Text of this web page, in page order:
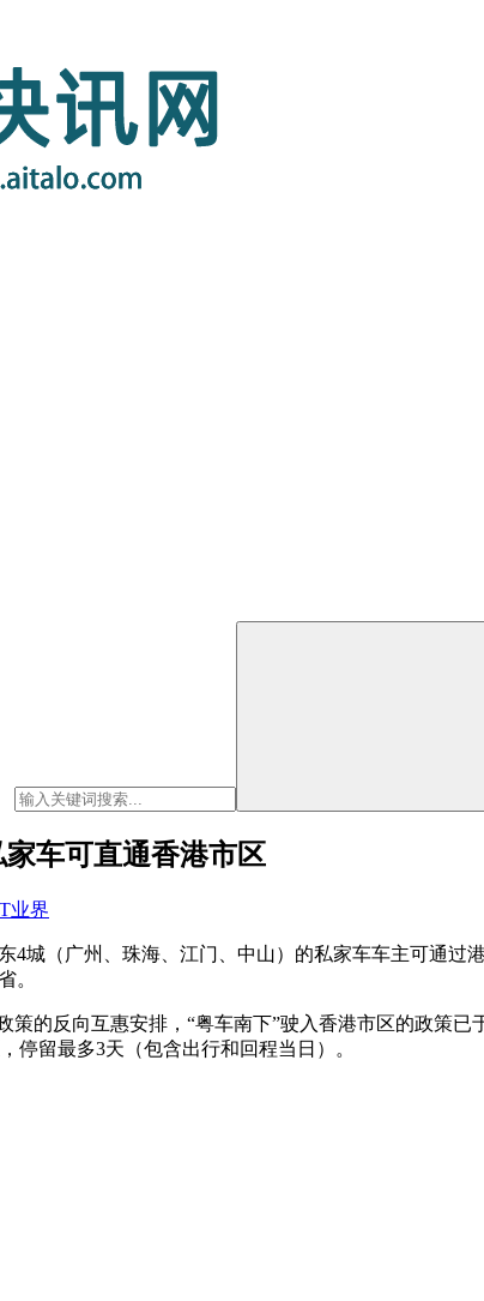
车可直通香港市区
业界
4城（广州、珠海、江门、中山）的私家车车主可通
。
策的反向互惠安排，“粤车南下”驶入香港市区的政策
停留最多3天（包含出行和回程当日）。